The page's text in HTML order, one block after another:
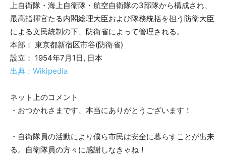
上自衛隊・海上自衛隊・航空自衛隊の3部隊から構成され、
最高指揮官たる内閣総理大臣および隊務統括を担う防衛大臣
による文民統制の下、防衛省によって管理される。
本部： 東京都新宿区市谷(防衛省)
設立： 1954年7月1日, 日本
出典：Wikipedia
ネット上のコメント
・おつかれさまです、本当にありがとうございます！
・自衛隊員の活動により僕ら市民は安全に暮らすことが出来
る。自衛隊員の方々に感謝しなきゃね！